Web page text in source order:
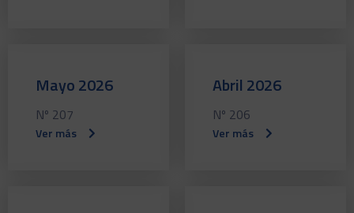
Mayo 2026
Nº 207
Ver más
Abril 2026
Nº 206
Ver más